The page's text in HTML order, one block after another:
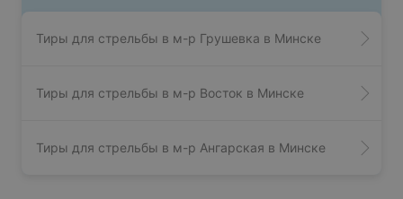
Тиры для стрельбы в м-р Грушевка в Минске
Тиры для стрельбы в м-р Восток в Минске
Тиры для стрельбы в м-р Ангарская в Минске